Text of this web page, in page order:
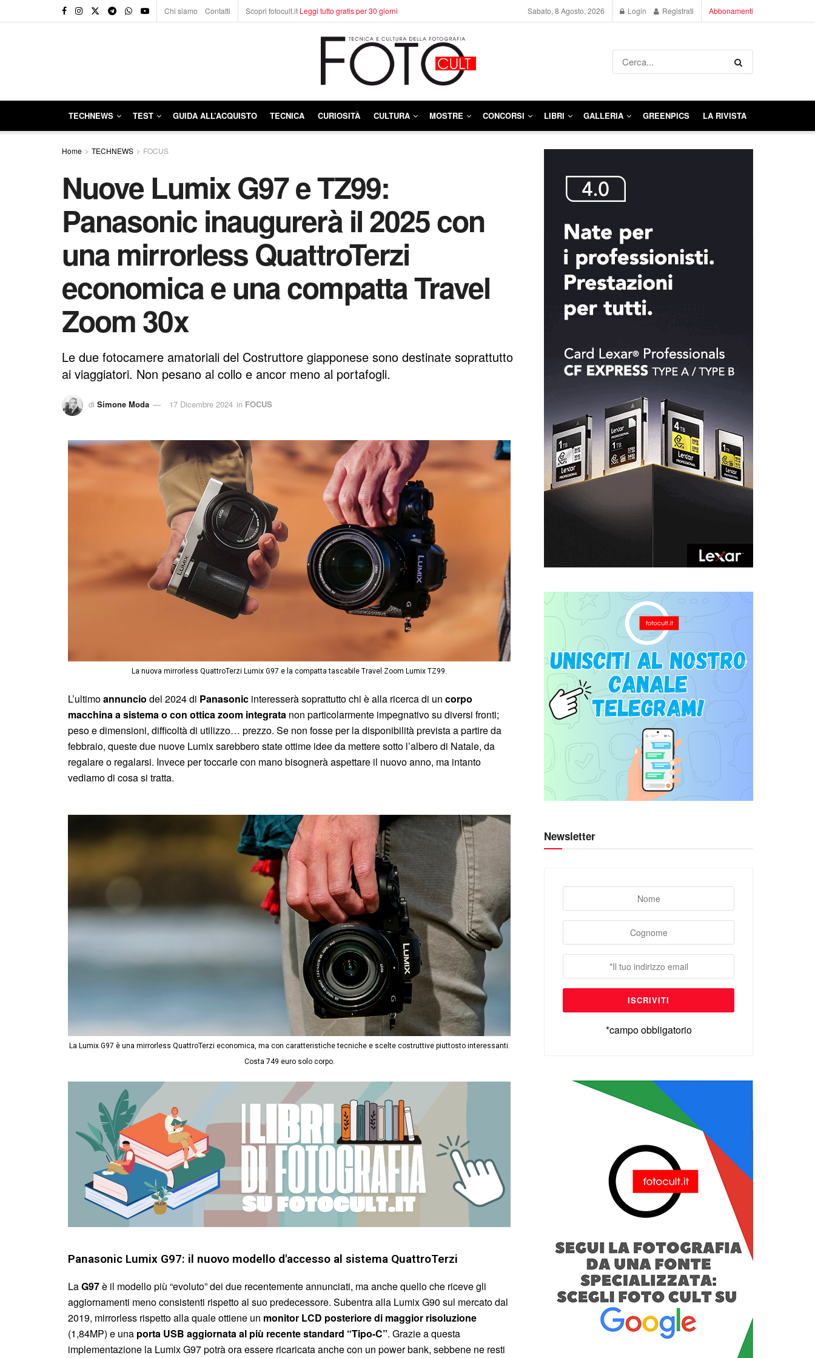
Chi siamo Contatti Scopri fotocult.it Leggi tutto gratis per 30 giorni Sabato, 8 Agosto, 2026 Login Registrati Abbonamenti
TECHNEWS TEST GUIDA ALL’ACQUISTO TECNICA CURIOSITÀ CULTURA MOSTRE CONCORSI LIBRI GALLERIA GREENPICS LA RIVISTA
Home TECHNEWS FOCUS
Nuove Lumix G97 e TZ99:
Panasonic inaugurerà il 2025 con
una mirrorless QuattroTerzi
economica e una compatta Travel
Zoom 30x
Le due fotocamere amatoriali del Costruttore giapponese sono destinate soprattutto
ai viaggiatori. Non pesano al collo e ancor meno al portafogli.
di Simone Moda 17 Dicembre 2024 in FOCUS
La nuova mirrorless QuattroTerzi Lumix G97 e la compatta tascabile Travel Zoom Lumix TZ99.
L’ultimoannuncio del 2024 di Panasonic interesserà soprattutto chi è alla ricerca di un corpo
macchina a sistemao con ottica zoom integrata non particolarmente impegnativo su diversi fronti;
peso e dimensioni, difficoltà di utilizzo… prezzo. Se non fosse per la disponibilità prevista a partire da
febbraio, queste due nuove Lumix sarebbero state ottime idee da mettere sotto l’albero di Natale, da
regalare o regalarsi. Invece per toccarle con mano bisognerà aspettare il nuovo anno, ma intanto
vediamo di cosa si tratta.
La Lumix G97 è una mirrorless QuattroTerzi economica, ma con caratteristiche tecniche e scelte costruttive piuttosto interessanti.
Costa 749 euro solo corpo.
Panasonic Lumix G97: il nuovo modello d'accesso al sistema QuattroTerzi
LaG97è il modello più “evoluto” dei due recentemente annunciati, ma anche quello che riceve gli
aggiornamenti meno consistenti rispetto al suo predecessore. Subentra alla Lumix G90 sul mercato dal
2019, mirrorless rispetto alla quale ottiene un monitor LCD posteriore di maggior risoluzione
(1,84MP) e una porta USB aggiornata al più recente standard “Tipo-C”. Grazie a questa
implementazione la Lumix G97 potrà ora essere ricaricata anche con un power bank, sebbene ne resti
Newsletter
*campo obbligatorio